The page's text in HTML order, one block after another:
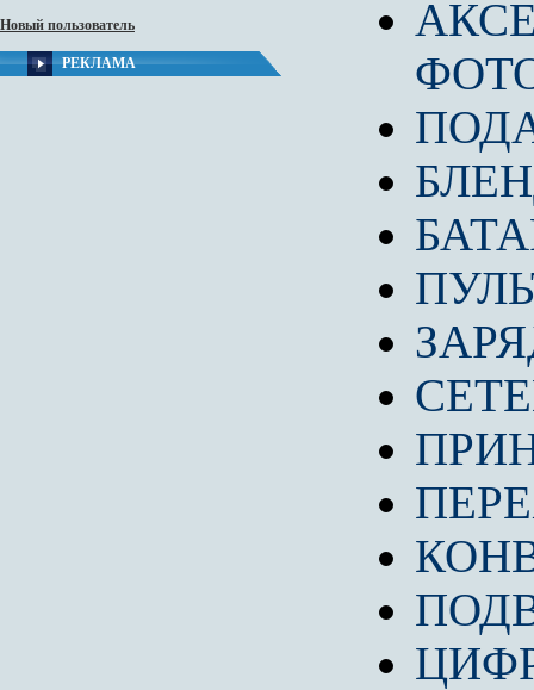
Новый пользователь
РЕКЛАМА